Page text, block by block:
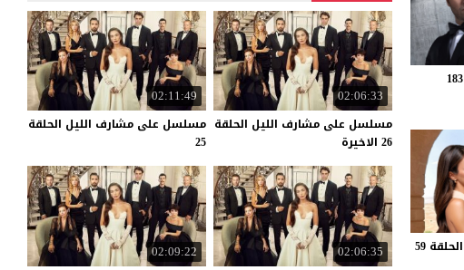
183
الحلقة 59
02:06:33
مسلسل على مشارف الليل الحلقة
26 الاخيرة
02:11:49
مسلسل على مشارف الليل الحلقة
25
02:06:35
02:09:22